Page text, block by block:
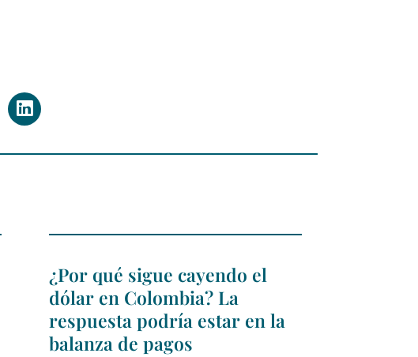
¿Por qué sigue cayendo el
dólar en Colombia? La
respuesta podría estar en la
balanza de pagos